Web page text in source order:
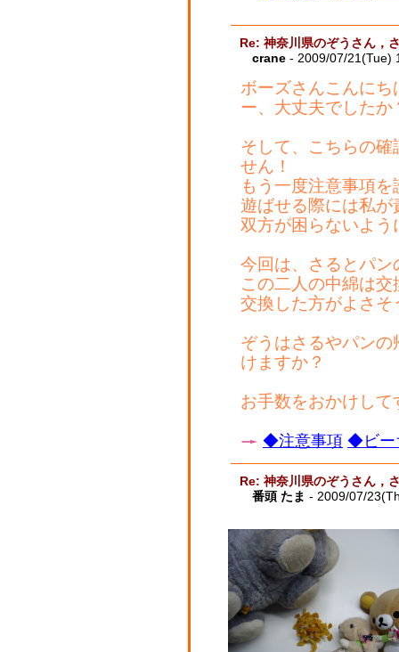
Re: 神奈川県のぞうさん，
crane - 2009/07/21(Tue)
ボーズさんこんに
ー、大丈夫でしたか
そして、こちらの
せん！
もう一度注意事項
遊ばせる際には私
双方が困らないよ
今回は、さるとパ
この二人の中綿は
交換した方がよさ
ぞうはさるやパン
けますか？
お手数をおかけし
◆注意事項 ◆ビー
Re: 神奈川県のぞうさん，
番頭 たま - 2009/07/